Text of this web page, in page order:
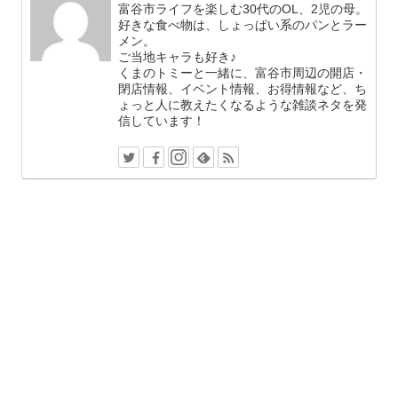
富谷市ライフを楽しむ30代のOL、2児の母。
好きな食べ物は、しょっぱい系のパンとラー
メン。
ご当地キャラも好き♪
くまのトミーと一緒に、富谷市周辺の開店・
閉店情報、イベント情報、お得情報など、ち
ょっと人に教えたくなるような雑談ネタを発
信しています！